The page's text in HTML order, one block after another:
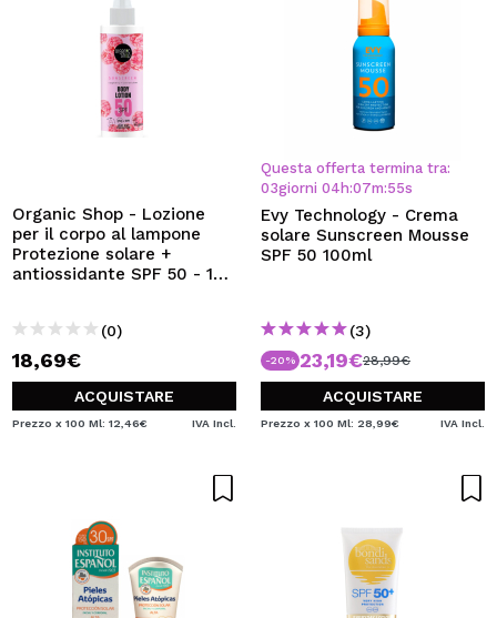
Organic Shop - Lozione
per il corpo al lampone
Protezione solare +
antiossidante SPF 50 - 150
(0)
18,69€
ACQUISTARE
Prezzo x 100 Ml: 12,46€ IVA Incl.
Questa offerta termina tra:
03giorni 04 h:07m:55s
Evy Technology - Crema
solare Sunscreen Mousse
SPF 50 100ml
(3)
-20% 23,19€28,99€
ACQUISTARE
Prezzo x 100 Ml: 28,99€ IVA Incl.